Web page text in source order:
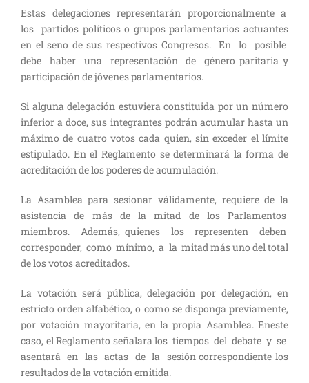
Estas delegaciones representarán proporcionalmente a
los partidos políticos o grupos parlamentarios actuantes
en el seno de sus respectivos Congresos. En lo posible
debe haber una representación de género paritaria y
participación de jóvenes parlamentarios.
Si alguna delegación estuviera constituida por un número
inferior a doce, sus integrantes podrán acumular hasta un
máximo de cuatro votos cada quien, sin exceder el límite
estipulado. En el Reglamento se determinará la forma de
acreditación de los poderes de acumulación.
La Asamblea para sesionar válidamente, requiere de la
asistencia de más de la mitad de los Parlamentos
miembros. Además, quienes los representen deben
corresponder, como mínimo, a la mitad más uno del total
de los votos acreditados.
La votación será pública, delegación por delegación, en
estricto orden alfabético, o como se disponga previamente,
por votación mayoritaria, en la propia Asamblea. Eneste
caso, el Reglamento señalara los tiempos del debate y se
asentará en las actas de la sesión correspondiente los
resultados de la votación emitida.